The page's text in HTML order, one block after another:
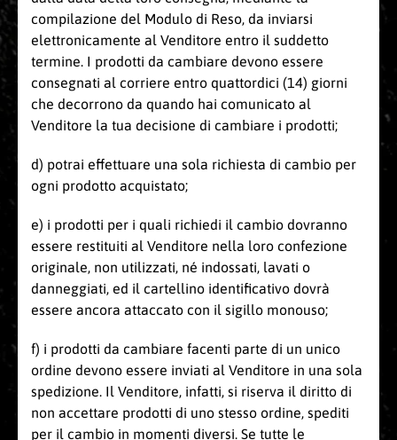
compilazione del Modulo di Reso, da inviarsi
elettronicamente al Venditore entro il suddetto
termine. I prodotti da cambiare devono essere
consegnati al corriere entro quattordici (14) giorni
che decorrono da quando hai comunicato al
Venditore la tua decisione di cambiare i prodotti;
d) potrai effettuare una sola richiesta di cambio per
ogni prodotto acquistato;
e) i prodotti per i quali richiedi il cambio dovranno
essere restituiti al Venditore nella loro confezione
originale, non utilizzati, né indossati, lavati o
danneggiati, ed il cartellino identificativo dovrà
essere ancora attaccato con il sigillo monouso;
f) i prodotti da cambiare facenti parte di un unico
ordine devono essere inviati al Venditore in una sola
spedizione. Il Venditore, infatti, si riserva il diritto di
non accettare prodotti di uno stesso ordine, spediti
per il cambio in momenti diversi. Se tutte le